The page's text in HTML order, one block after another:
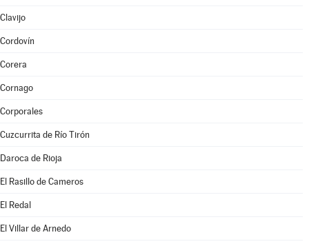
Clavijo
Cordovín
Corera
Cornago
Corporales
Cuzcurrita de Río Tirón
Daroca de Rioja
El Rasillo de Cameros
El Redal
El Villar de Arnedo